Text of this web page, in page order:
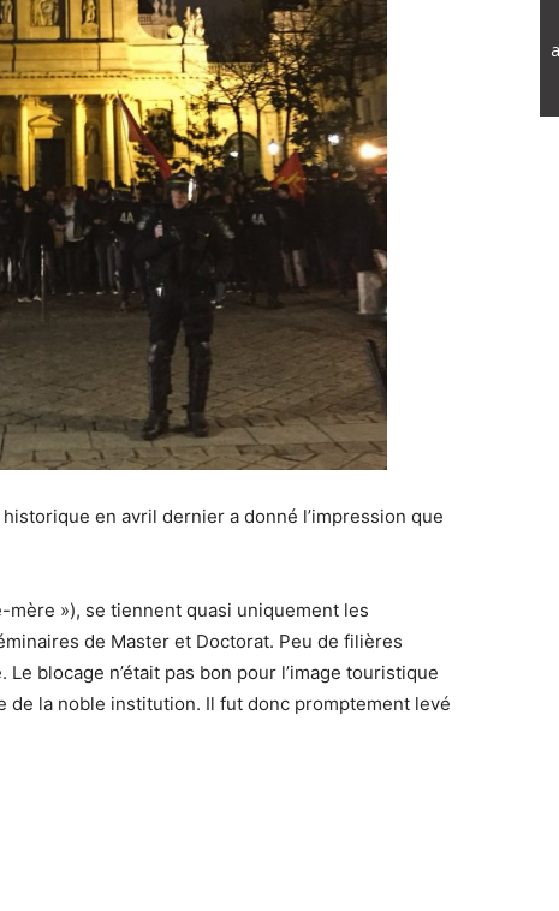
en avril dernier a donné l’impression que
mère »), se tiennent quasi uniquement les
de Master et Doctorat. Peu de filières
blocage n’était pas bon pour l’image touristique
la noble institution. Il fut donc promptement levé